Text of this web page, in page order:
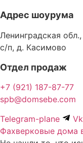
Адрес шоурума
Ленинградская
с/п, д. Касимово
Отдел продаж
+7 (921) 187-87-77
spb@domsebe.com
Telegram-plane
Vk
Фахверковые дома